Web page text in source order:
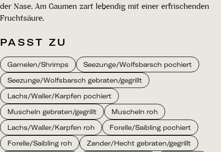
der Nase. Am Gaumen zart lebendig mit einer erfrischenden
Fruchtsäure.
PASST ZU
Garnelen/Shrimps
Seezunge/Wolfsbarsch pochiert
Seezunge/Wolfsbarsch gebraten/gegrillt
Lachs/Waller/Karpfen pochiert
Muscheln gebraten/gegrillt
Muscheln roh
Lachs/Waller/Karpfen roh
Forelle/Saibling pochiert
Forelle/Saibling roh
Zander/Hecht gebraten/gegrillt